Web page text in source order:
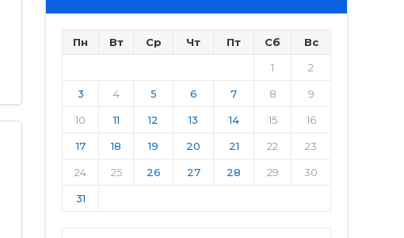
Пн Вт Ср Чт Пт Сб
Вс
1
2
3 4 5 6 7 8 9
10 11 12 13 14 15 16
17 18 19 20 21 22 23
24 25 26 27 28 29 30
31